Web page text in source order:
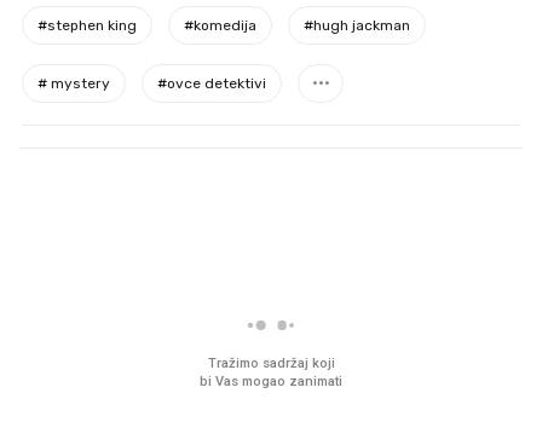
#stephen king #komedija #hugh jackman
# mystery #ovce detektivi